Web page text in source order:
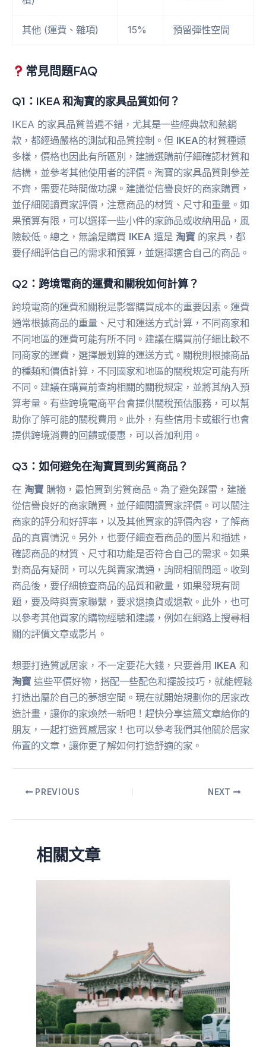
其他 (運費、雜項) 15% 預留彈性空間
常見問題FAQ
Q1：IKEA 和淘寶的家具品質如何？
IKEA 的家具品質普遍不錯，尤其是一些經典款和熱銷
款，都經過嚴格的測試和品質控制。但 IKEA的材質種類
多樣，價格也因此有所區別，建議選購前仔細確認材質和
結構，並參考其他使用者的評價。淘寶的家具品質則參差
不齊，需要花時間做功課。建議從信譽良好的商家購買，
並仔細閱讀買家評價，注意商品的材質、尺寸和重量。如
果預算有限，可以選擇一些小件的家飾品或收納用品，風
險較低。總之，無論是購買 IKEA 還是 淘寶 的家具，都
要仔細評估自己的需求和預算，並選擇適合自己的商品。
Q2：跨境電商的運費和關稅如何計算？
跨境電商的運費和關稅是影響購買成本的重要因素。運費
通常根據商品的重量、尺寸和運送方式計算，不同商家和
不同地區的運費可能有所不同。建議在購買前仔細比較不
同商家的運費，選擇最划算的運送方式。關稅則根據商品
的種類和價值計算，不同國家和地區的關稅規定可能有所
不同。建議在購買前查詢相關的關稅規定，並將其納入預
算考量。有些跨境電商平台會提供關稅預估服務，可以幫
助你了解可能的關稅費用。此外，有些信用卡或銀行也會
提供跨境消費的回饋或優惠，可以善加利用。
Q3：如何避免在淘寶買到劣質商品？
在 淘寶 購物，最怕買到劣質商品。為了避免踩雷，建議
從信譽良好的商家購買，並仔細閱讀買家評價。可以關注
商家的評分和好評率，以及其他買家的評價內容，了解商
品的真實情況。另外，也要仔細查看商品的圖片和描述，
確認商品的材質、尺寸和功能是否符合自己的需求。如果
對商品有疑問，可以先與賣家溝通，詢問相關問題。收到
商品後，要仔細檢查商品的品質和數量，如果發現有問
題，要及時與賣家聯繫，要求退換貨或退款。此外，也可
以參考其他買家的購物經驗和建議，例如在網路上搜尋相
關的評價文章或影片。
想要打造質感居家，不一定要花大錢，只要善用 IKEA 和
淘寶 這些平價好物，搭配一些配色和擺設技巧，就能輕鬆
打造出屬於自己的夢想空間。現在就開始規劃你的居家改
造計畫，讓你的家煥然一新吧！趕快分享這篇文章給你的
朋友，一起打造質感居家！也可以參考我們其他關於居家
佈置的文章，讓你更了解如何打造舒適的家。
PREVIOUS NEXT
相關文章